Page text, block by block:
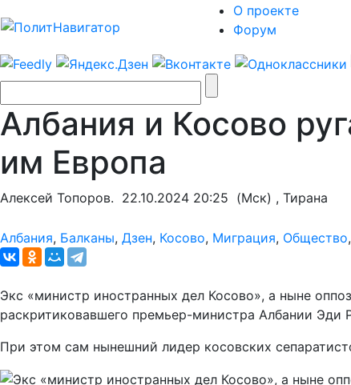
О проекте
Форум
Албания и Косово
им Европа
Алексей Топоров. 22.10.2024 20:25 (Мск) , Тирана
Албания, Балканы, Дзен, Косово, Миграция, Общество,
Экс «министр иностранных дел Косово», а ныне
раскритиковавшего премьер-министра Албании
При этом сам нынешний лидер косовских